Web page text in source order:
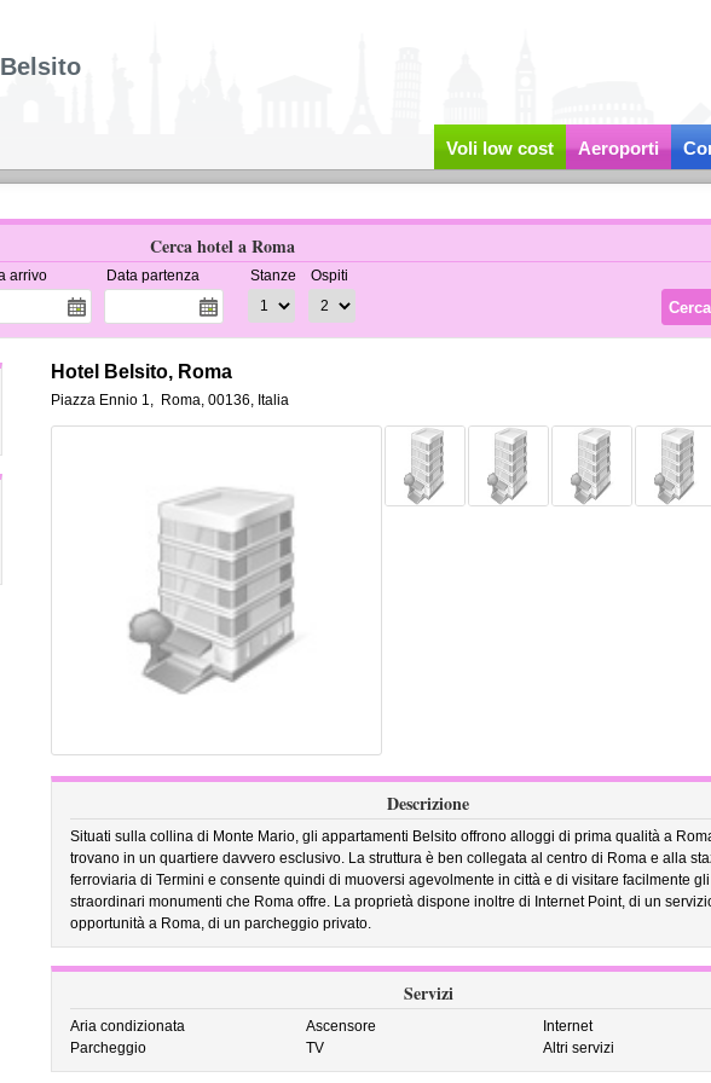
Voli low cost Aeroporti
Cerca hotel a Roma
arrivo Data partenza Stanze Ospiti
Hotel Belsito, Roma
Piazza Ennio 1, Roma, 00136, Italia
Descrizione
Situati sulla collina di Monte Mario, gli appartamenti Belsito offrono alloggi di prima qualità a
trovano in un quartiere davvero esclusivo. La struttura è ben collegata al centro di Roma e alla
ferroviaria di Termini e consente quindi di muoversi agevolmente in città e di visitare facilmente gli
straordinari monumenti che Roma offre. La proprietà dispone inoltre di Internet Point, di un
opportunità a Roma, di un parcheggio privato.
Servizi
Aria condizionata Ascensore
Internet
Parcheggio
TV Altri servizi